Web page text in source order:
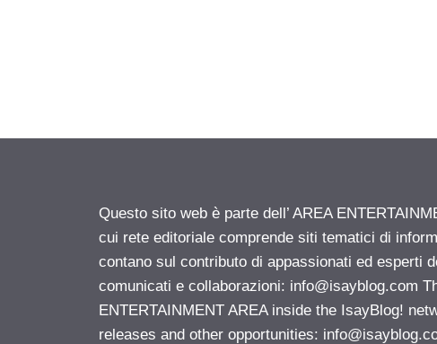
Questo sito web è parte dell’ AREA
cui rete editoriale comprende siti tematici di
contano sul contributo di appassionati ed esperti
comunicati e collaborazioni: info@isayblog.com
ENTERTAINMENT AREA inside the IsayBlog!
releases and other opportunities: